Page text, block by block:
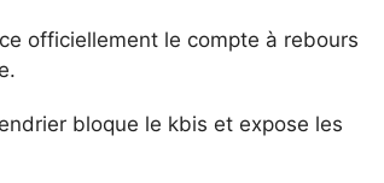
officiellement le compte à rebours
bloque le kbis et expose les